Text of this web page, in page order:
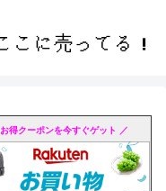
得クーポンを今すぐゲット ／